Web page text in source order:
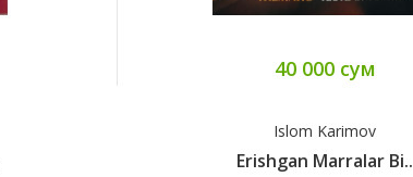
40 000 сум
Islom Karimov
Erishgan Marralar Bi..